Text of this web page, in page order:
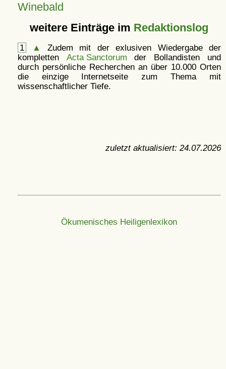
Winebald
weitere Einträge im Redaktionslog
1 ▲
Zudem mit der exlusiven Wiedergabe der
kompletten Acta Sanctorum der Bollandisten und
durch persönliche Recherchen an über 10.000 Orten
die einzige Internetseite zum Thema mit
wissenschaftlicher Tiefe.
zuletzt aktualisiert: 24.07.2026
Ökumenisches Heiligenlexikon